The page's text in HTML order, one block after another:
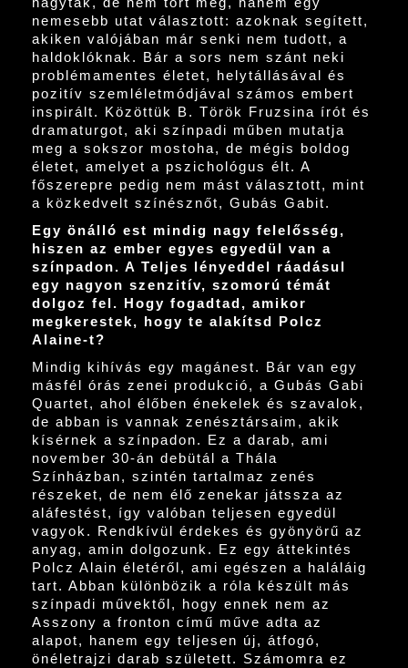
nemesebb utat választott: azoknak segített,
akiken valójában már senki nem tudott, a
haldoklóknak. Bár a sors nem szánt neki
problémamentes életet, helytállásával és
pozitív szemléletmódjával számos embert
inspirált. Közöttük B. Török Fruzsina írót és
dramaturgot, aki színpadi műben mutatja
meg a sokszor mostoha, de mégis boldog
életet, amelyet a pszichológus élt. A
főszerepre pedig nem mást választott, mint
a közkedvelt színésznőt, Gubás Gabit.
Egy önálló est mindig nagy felelősség,
hiszen az ember egyes egyedül van a
színpadon. A Teljes lényeddel ráadásul
egy nagyon szenzitív, szomorú témát
dolgoz fel. Hogy fogadtad, amikor
megkerestek, hogy te alakítsd Polcz
Alaine-t?
Mindig kihívás egy magánest. Bár van egy
másfél órás zenei produkció, a Gubás Gabi
Quartet, ahol élőben énekelek és szavalok,
de abban is vannak zenésztársaim, akik
kísérnek a színpadon. Ez a darab, ami
november 30-án debütál a Thála
Színházban, szintén tartalmaz zenés
részeket, de nem élő zenekar játssza az
aláfestést, így valóban teljesen egyedül
vagyok. Rendkívül érdekes és gyönyörű az
anyag, amin dolgozunk. Ez egy áttekintés
Polcz Alain életéről, ami egészen a haláláig
tart. Abban különbözik a róla készült más
színpadi művektől, hogy ennek nem az
Asszony a fronton című műve adta az
alapot, hanem egy teljesen új, átfogó,
önéletrajzi darab született. Számomra ez